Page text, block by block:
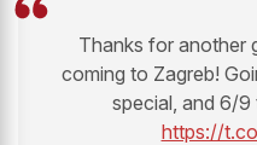
Thanks for another
coming to Zagreb!
special, and 6/
https://